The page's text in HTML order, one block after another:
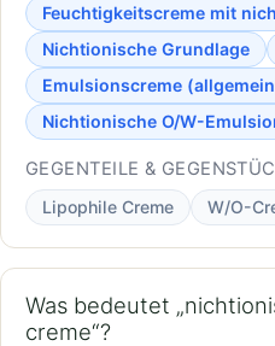
Feuchtigkeitscreme mit
Nichtionische Grundlage
Emulsionscreme
Nichtionische O/W-
GEGENTEILE &
Lipophile Creme W/O-
Was bedeutet
creme“?